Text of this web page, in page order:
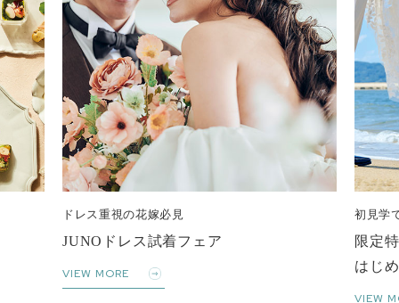
初見学でも安心
限定特典付き
はじめての式場見学フェア